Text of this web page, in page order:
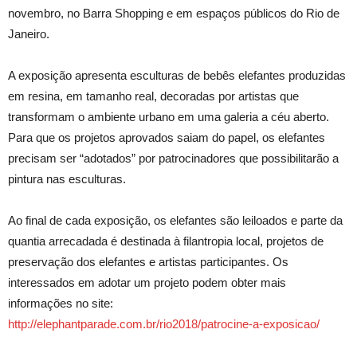
novembro, no Barra Shopping e em espaços públicos do Rio de
Janeiro.
A exposição apresenta esculturas de bebês elefantes produzidas
em resina, em tamanho real, decoradas por artistas que
transformam o ambiente urbano em uma galeria a céu aberto.
Para que os projetos aprovados saiam do papel, os elefantes
precisam ser “adotados” por patrocinadores que possibilitarão a
pintura nas esculturas.
Ao final de cada exposição, os elefantes são leiloados e parte da
quantia arrecadada é destinada à filantropia local, projetos de
preservação dos elefantes e artistas participantes. Os
interessados em adotar um projeto podem obter mais
informações no site:
http://elephantparade.com.br/rio2018/patrocine-a-exposicao/